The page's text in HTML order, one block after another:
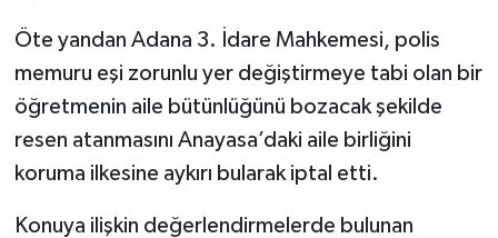
Öte yandan Adana 3. İdare Mahkemesi, polis
memuru eşi zorunlu yer değiştirmeye tabi olan bir
öğretmenin aile bütünlüğünü bozacak şekilde
resen atanmasını Anayasa’daki aile birliğini
koruma ilkesine aykırı bularak iptal etti.
Konuya ilişkin değerlendirmelerde bulunan